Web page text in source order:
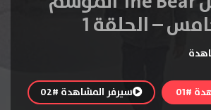
– الحلقة 1
#01 سيرفر المشاهدة #02